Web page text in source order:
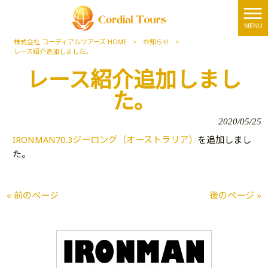
MENU
株式会社 コーディアルツアーズ HOME > お知らせ
>
レース紹介追加しました。
レース紹介追加しまし
た。
2020/05/25
IRONMAN70.3ジーロング（オーストラリア） を追加しまし
た。
« 前のページ 後のページ »